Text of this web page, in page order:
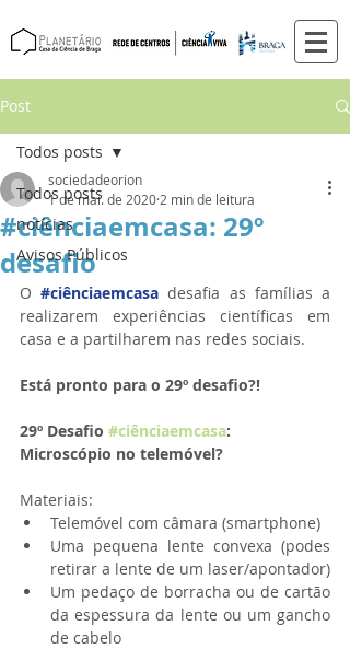
Post
Todos posts
notícias
Avisos Públicos
Todos posts
#ciênciaemcasa: 29º
desafio
sociedadeorion
1 de mai. de 2020 2 min de leitura
O #ciênciaemcasa desafia as famílias a
realizarem experiências científicas em
casa e a partilharem nas redes sociais.
Está pronto para o 29º desafio?!
29º Desafio #ciênciaemcasa:
Microscópio no telemóvel?
Materiais:
Telemóvel com câmara (smartphone)
Uma pequena lente convexa (podes
Um pedaço de borracha ou de cartão
da espessura da lente ou um gancho
de cabelo